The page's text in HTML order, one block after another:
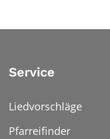
Service
Liedvorschläge
Pfarreifinder